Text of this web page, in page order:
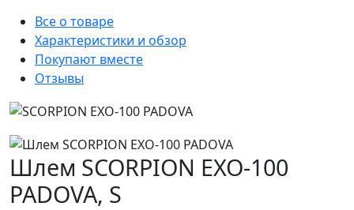
Все о товаре
Характеристики и обзор
Покупают вместе
Отзывы
Шлем SCORPION EXO-100
PADOVA, S